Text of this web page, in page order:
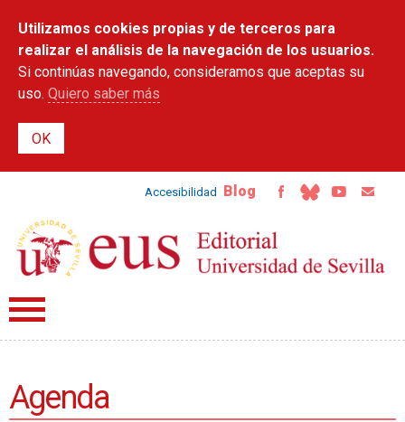
contenido
principal
Utilizamos cookies propias y de terceros para
realizar el análisis de la navegación de los usuarios.
Si continúas navegando, consideramos que aceptas su
uso. Quiero saber más
Accesibilidad Blog
Agenda